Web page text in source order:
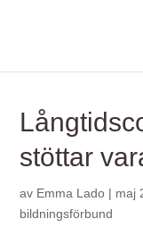
stöttar
av Emma Lado | maj
bildningsförbund